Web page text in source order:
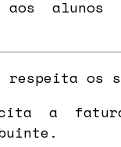
alunos
os
a fatura